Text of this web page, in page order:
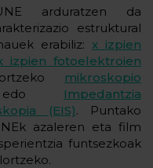
arduratzen da
estruktural
erabiliz: x izpien
izpien fotoelektroien
mikroskopio
Impedantzia
(EIS). Puntako
azaleren eta film
funtsezkoak